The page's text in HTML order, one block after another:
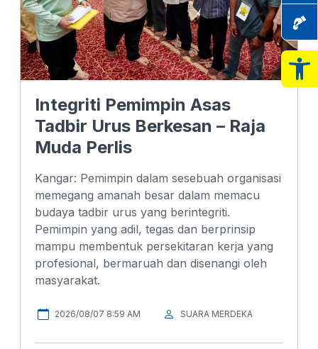
Integriti Pemimpin Asas
Tadbir Urus Berkesan – Raja
Muda Perlis
Kangar: Pemimpin dalam sesebuah organisasi
memegang amanah besar dalam memacu
budaya tadbir urus yang berintegriti.
Pemimpin yang adil, tegas dan berprinsip
mampu membentuk persekitaran kerja yang
profesional, bermaruah dan disenangi oleh
masyarakat.
2026/08/07 8:59 AM SUARA MERDEKA